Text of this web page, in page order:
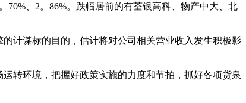
、2。86%。跌幅居前的有荃银高科、物产中大、北
计谋标的目的，估计将对公司相关营业收入发生积极影
转环境，把握好政策实施的力度和节拍，抓好各项货泉